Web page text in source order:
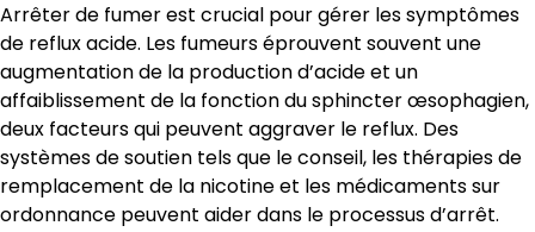
Arrêter de fumer est crucial pour gérer les symptômes
de reflux acide. Les fumeurs éprouvent souvent une
augmentation de la production d’acide et un
affaiblissement de la fonction du sphincter œsophagien,
deux facteurs qui peuvent aggraver le reflux. Des
systèmes de soutien tels que le conseil, les thérapies de
remplacement de la nicotine et les médicaments sur
ordonnance peuvent aider dans le processus d’arrêt.